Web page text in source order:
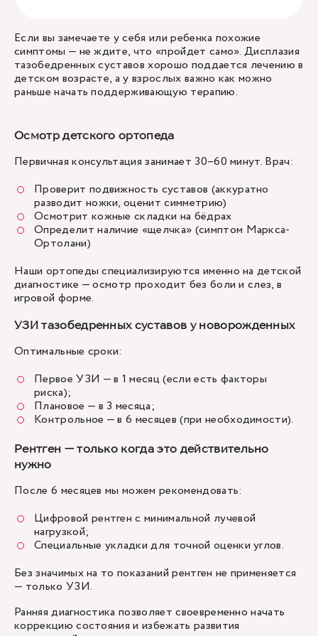
Если вы замечаете у себя или ребенка похожие
симптомы — не ждите, что «пройдет само». Дисплазия
тазобедренных суставов хорошо поддается лечению в
детском возрасте, а у взрослых важно как можно
раньше начать поддерживающую терапию.
Осмотр детского ортопеда
Первичная консультация занимает 30–60 минут. Врач:
Проверит подвижность суставов (аккуратно
разводит ножки, оценит симметрию)
Осмотрит кожные складки на бёдрах
Определит наличие «щелчка» (симптом Маркса-
Ортолани)
Наши ортопеды специализируются именно на детской
диагностике — осмотр проходит без боли и слез, в
игровой форме.
УЗИ тазобедренных суставов у новорожденных
Оптимальные сроки:
Первое УЗИ — в 1 месяц (если есть факторы
риска);
Плановое — в 3 месяца;
Контрольное — в 6 месяцев (при необходимости).
Рентген — только когда это действительно
нужно
После 6 месяцев мы можем рекомендовать:
Цифровой рентген с минимальной лучевой
нагрузкой;
Специальные укладки для точной оценки углов.
Без значимых на то показаний рентген не применяется
— только УЗИ.
Ранняя диагностика позволяет своевременно начать
коррекцию состояния и избежать развития